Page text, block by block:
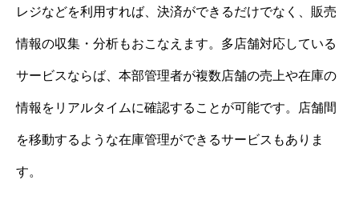
レジなどを利用すれば、決済ができるだけでなく、販売
情報の収集・分析もおこなえます。多店舗対応している
サービスならば、本部管理者が複数店舗の売上や在庫の
情報をリアルタイムに確認することが可能です。店舗間
を移動するような在庫管理ができるサービスもありま
す。